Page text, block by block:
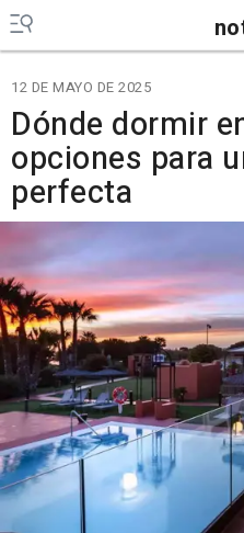
12 DE MAYO DE 2025
Dónde dormir
opciones para
perfecta